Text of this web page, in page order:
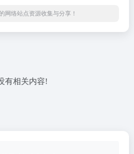
网络站点资源收集与分享！
有相关内容!